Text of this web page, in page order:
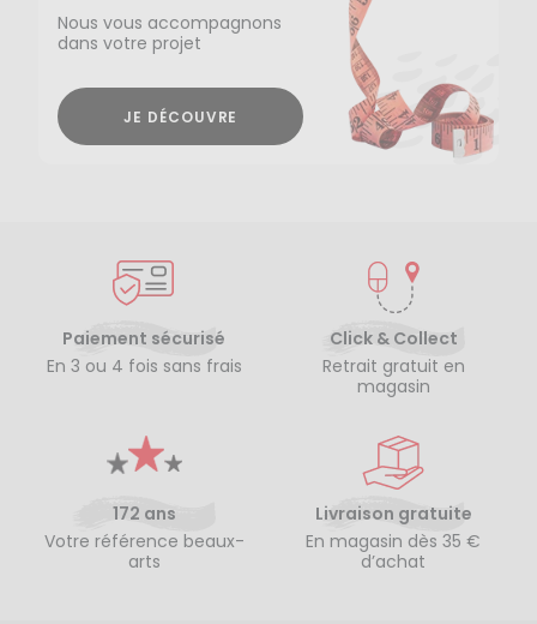
Nous vous accompagnons
dans votre projet
JE DÉCOUVRE
Paiement sécurisé
En 3 ou 4 fois sans frais
Click & Collect
Retrait gratuit en
magasin
172 ans
Votre référence beaux-
arts
Livraison gratuite
En magasin dès 35 €
d’achat